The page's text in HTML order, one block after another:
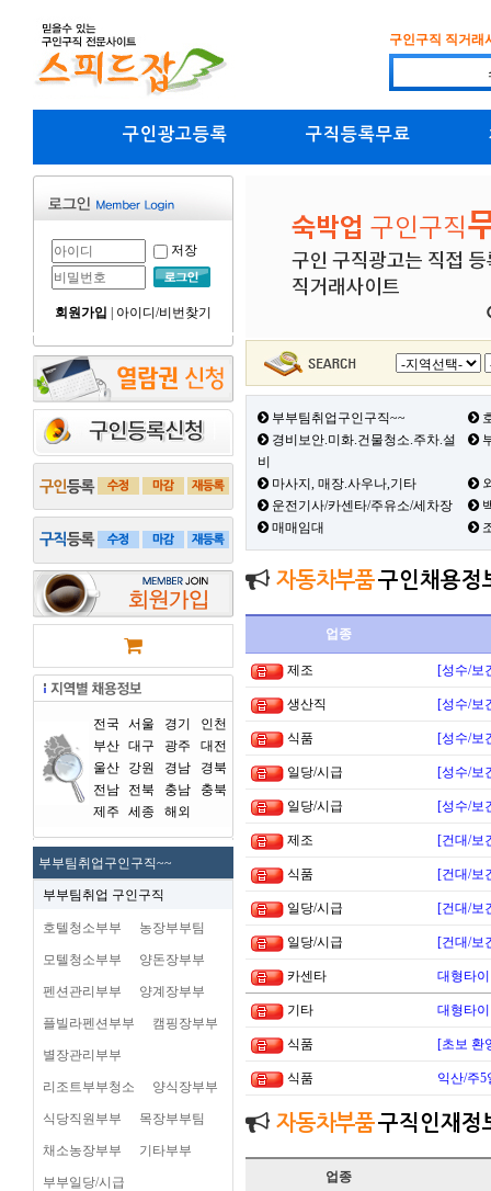
구인구직 직거래
구인광고등록 구직등록무료
저장
회원가입 아이디/비번찾기
전국 서울 경기
인천
부산 대구 광주
대전
울산
강원 경남
경북
전남
전북 충남
충북
제주
세종 해외
부부팀취업구인구직~~
부부팀취업 구인구직
호텔청소부부 농장부부팀
모텔청소부부 양돈장부부
펜션관리부부 양계장부부
플빌라펜션부부 캠핑장부부
별장관리부부
리조트부부청소 양식장부부
식당직원부부 목장부부팀
채소농장부부 기타부부
부부일당/시급
부부팀취업구인구직~~
경비보안.미화.건물청소.주차.설
비
마사지, 매장.사우나,기타
운전기사/카센타/주유소/세차장
매매임대
자동차부품구인채용정
업종
제조 [성수/보
생산직 [성수/보
식품 [성수/보
일당/시급 [성수/보
일당/시급 [성수/보
제조 [건대/보
식품 [건대/보
일당/시급 [건대/보
일당/시급 [건대/보
카센타 대형타
기타 대형타
식품 [초보 환
식품 익산/주
자동차부품구직인재정
업종